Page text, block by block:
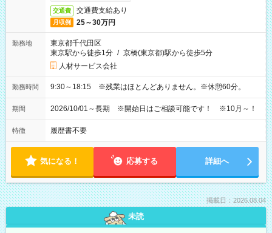
交通費 交通費支給あり
月収例 25～30万円
勤務地
東京都千代田区
東京駅から徒歩1分 / 京橋(東京都)駅から徒歩5分
人材サービス会社
勤務時間 9:30～18:15 ※残業はほとんどありません。※休憩60分。
期間 2026/10/01～長期 ※開始日はご相談可能です！ ※10月～！
特徴 履歴書不要
気になる！ 応募する 詳細へ
掲載日：2026.08.04
未読